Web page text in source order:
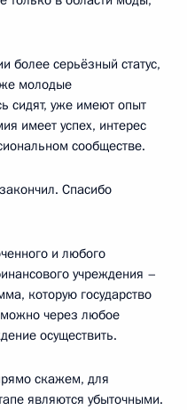
более серьёзный статус,
молодые
сидят, уже имеют опыт
имеет успех, интерес
сообществе.
Спасибо
и любого
учреждения –
которую государство
можно через любое
осуществить.
скажем, для
являются убыточными.